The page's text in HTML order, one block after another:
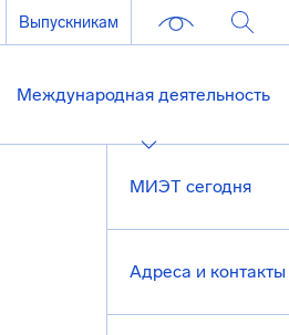
Выпускникам
Международная деятельность
МИЭТ сегодня
Адреса и контакты